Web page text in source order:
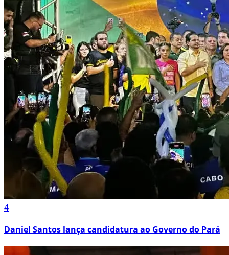
4
Daniel Santos lança candidatura ao Governo do Pará